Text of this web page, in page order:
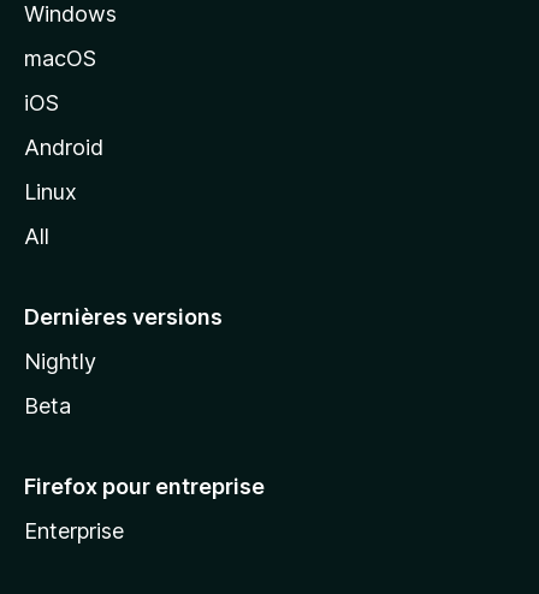
d
o
z
l
Windows
macOS
iOS
Android
Linux
All
Dernières versions
Nightly
Beta
Firefox pour entreprise
Enterprise